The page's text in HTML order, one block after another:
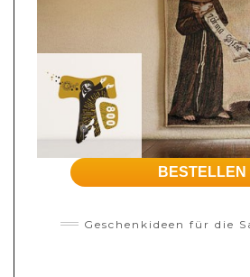
BESTELLEN
Geschenkideen für die